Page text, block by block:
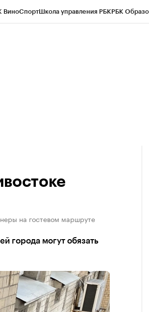
ВиноСпортШкола управления РБКРБК
на гостевом маршруте
города могут обязать